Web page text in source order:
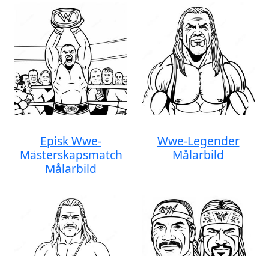
Episk Wwe-
Mästerskapsmatch
Målarbild
Wwe-Legender
Målarbild